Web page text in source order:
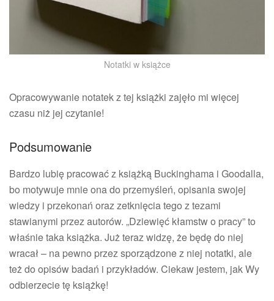
Notatki w książce
Opracowywanie notatek z tej książki zajęło mi więcej
czasu niż jej czytanie!
Podsumowanie
Bardzo lubię pracować z książką Buckinghama i Goodalla,
bo motywuje mnie ona do przemyśleń, opisania swojej
wiedzy i przekonań oraz zetknięcia tego z tezami
stawianymi przez autorów. „Dziewięć kłamstw o pracy” to
właśnie taka książka. Już teraz widzę, że będę do niej
wracał – na pewno przez sporządzone z niej notatki, ale
też do opisów badań i przykładów. Ciekaw jestem, jak Wy
odbierzecie tę książkę!